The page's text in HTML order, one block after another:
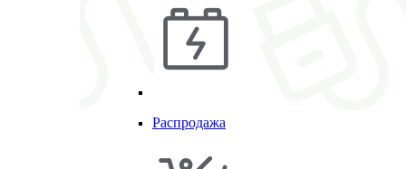
Распродажа